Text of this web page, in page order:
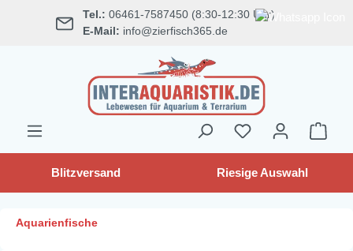
springen Tel.: 06461-7587450 (8:30-12:30 Uhr)
E-Mail: info@zierfisch365.de
Blitzversand Riesige Auswahl
Aquarienfische